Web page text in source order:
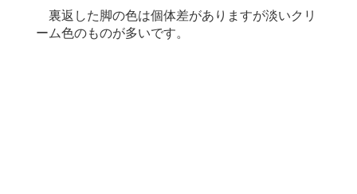
裏返した脚の色は個体差がありますが淡いクリ
ーム色のものが多いです。